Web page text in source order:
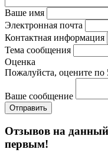
Ваше имя
Электронная почта
Контактная информация
Тема сообщения
Оценка
Пожалуйста, оцените по
Ваше сообщение
Отзывов на данный
первым!